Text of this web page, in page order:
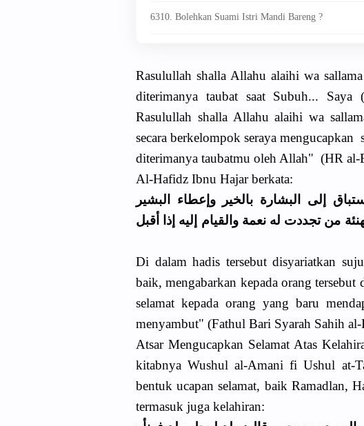
6310. Bolehkan Suami Istri Mandi Bareng ?
Rasulullah shalla Allahu alaihi wa
diterimanya taubat saat Subuh...
Rasulullah shalla Allahu alaihi wa
secara berkelompok seraya mengucapkan
diterimanya taubatmu oleh Allah" (HR al-
Al-Hafidz Ibnu Hajar berkata:
ﺇﻟﻰ اﻟﺒﺸﺎﺭﺓ ﺑﺎﻟﺨﻴﺮ ﻭﺇﻋﻄﺎء اﻟﺒﺸﻴﺮ
ﻣﻦ ﺗﺠﺪﺩﺕ ﻟﻪ ﻧﻌﻤﺔ ﻭاﻟﻘﻴﺎﻡ ﺇﻟﻴﻪ ﺇﺫا ﺃﻗﺒﻞ
Di dalam hadis tersebut disyariatkan
baik, mengabarkan kepada orang
selamat kepada orang yang baru
menyambut" (Fathul Bari Syarah Sahih
Atsar Mengucapkan Selamat Atas
kitabnya Wushul al-Amani fi Ushul at-
bentuk ucapan selamat, baik Ramadlan,
termasuk juga kelahiran: